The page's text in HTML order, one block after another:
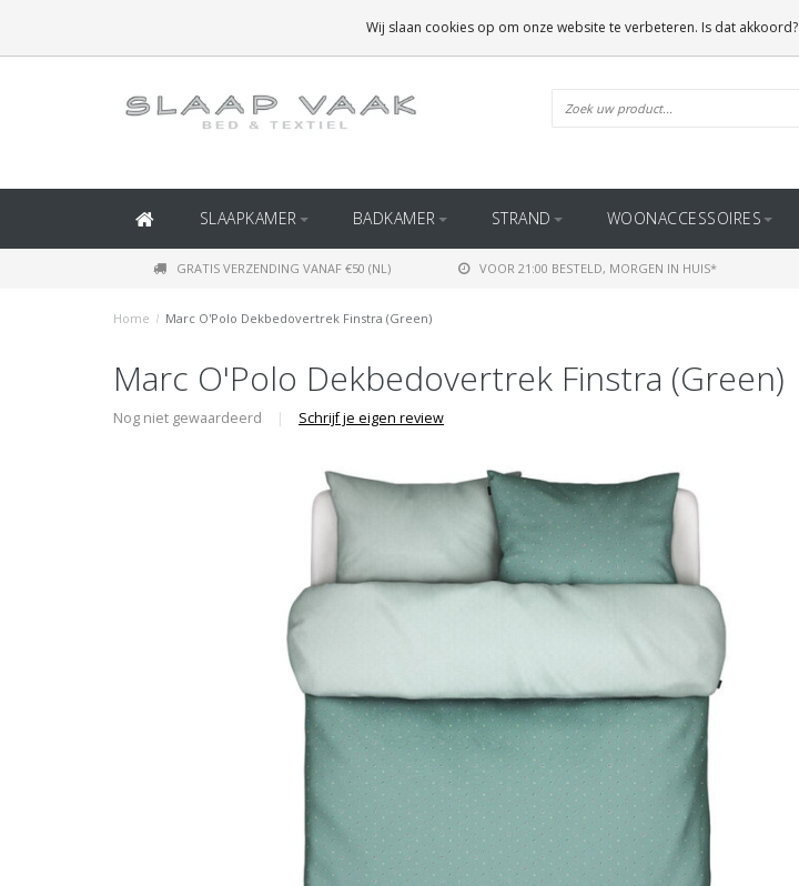
(BINNEN BELGIË)
SLAAPKAMER BADKAMER STRAND WOONACCESSOIRES
GRATIS VERZENDING VANAF €50 (NL) VOOR 21:00 BESTELD, MORGEN IN HUIS*
Home / Marc O'Polo Dekbedovertrek Finstra (Green)
Marc O'Polo Dekbedovertrek Finstra (Green)
Nog niet gewaardeerd | Schrijf je eigen review
Wij slaan cookies op om onze website te verbeteren. Is dat akkoord?